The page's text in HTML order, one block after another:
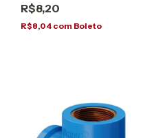
R$8,20
R$8,04 com Boleto